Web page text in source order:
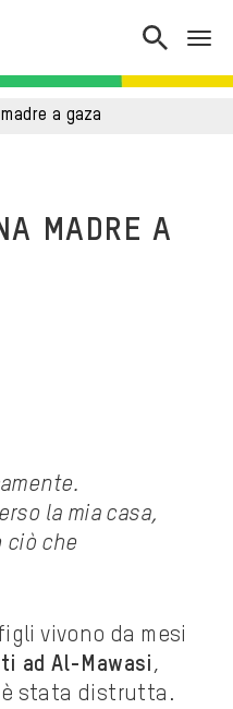
a gaza
MADRE A
la mia casa,
ciò che
vivono da mesi
ad Al-Mawasi ,
è stata distrutta.